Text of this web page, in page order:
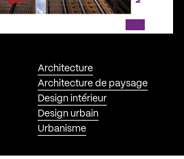
Architecture
Architecture de paysage
Design intérieur
Design urbain
Urbanisme